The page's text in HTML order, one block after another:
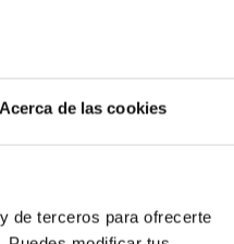
Acerca de las cookies
de terceros para ofrecerte